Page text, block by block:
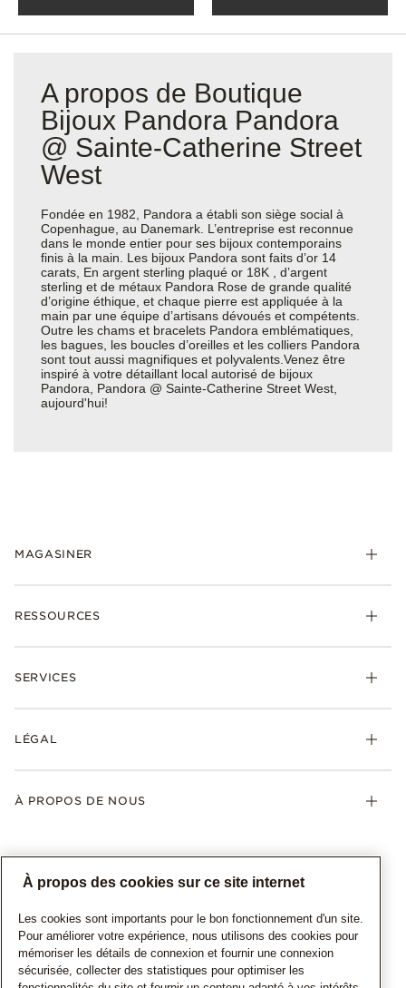
A propos de Boutique
Bijoux Pandora Pandora
@ Sainte-Catherine Street
West
Fondée en 1982, Pandora a établi son siège social à
Copenhague, au Danemark. L’entreprise est reconnue
dans le monde entier pour ses bijoux contemporains
finis à la main. Les bijoux Pandora sont faits d’or 14
carats, En argent sterling plaqué or 18K , d’argent
sterling et de métaux Pandora Rose de grande qualité
d’origine éthique, et chaque pierre est appliquée à la
main par une équipe d’artisans dévoués et compétents.
Outre les chams et bracelets Pandora emblématiques,
les bagues, les boucles d’oreilles et les colliers Pandora
sont tout aussi magnifiques et polyvalents.Venez être
inspiré à votre détaillant local autorisé de bijoux
Pandora, Pandora @ Sainte-Catherine Street West,
aujourd'hui!
MAGASINER
RESSOURCES
SERVICES
LÉGAL
À PROPOS DE NOUS
CANADA Français
À propos des cookies sur ce site internet
Les cookies sont importants pour le bon fonctionnement d'un site.
Pour améliorer votre expérience, nous utilisons des cookies pour
mémoriser les détails de connexion et fournir une connexion
sécurisée, collecter des statistiques pour optimiser les